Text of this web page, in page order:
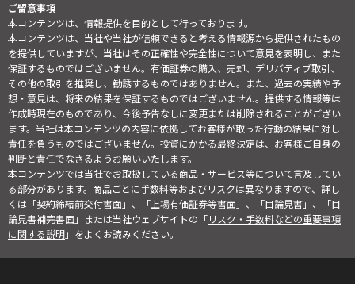
ご留意事項
本コンテンツは、情報提供を目的として行っております。
本コンテンツは、当社や当社が信頼できると考える情報源から提供されたもの
を提供していますが、当社はその正確性や完全性について意見を表明し、また
保証するものではございません。有価証券の購入、売却、デリバティブ取引、
その他の取引を推奨し、勧誘するものではありません。また、過去の実績や予
想・意見は、将来の結果を保証するものではございません。提供する情報等は
作成時現在のものであり、今後予告なしに変更または削除されることがござい
ます。当社は本コンテンツの内容に依拠してお客様が取った行動の結果に対し
責任を負うものではございません。投資にかかる最終決定は、お客様ご自身の
判断と責任でなさるようお願いいたします。
本コンテンツでは当社でお取扱している商品・サービス等について言及してい
る部分があります。商品ごとに手数料等およびリスクは異なりますので、詳し
くは「契約締結前交付書面」、「上場有価証券等書面」、「目論見書」、「目
論見書補完書面」または当社ウェブサイトの「リスク・手数料などの重要事項
に関する説明」をよくお読みください。